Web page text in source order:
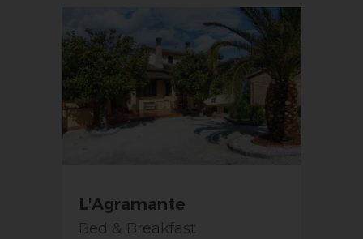
L'Agramante
Bed & Breakfast